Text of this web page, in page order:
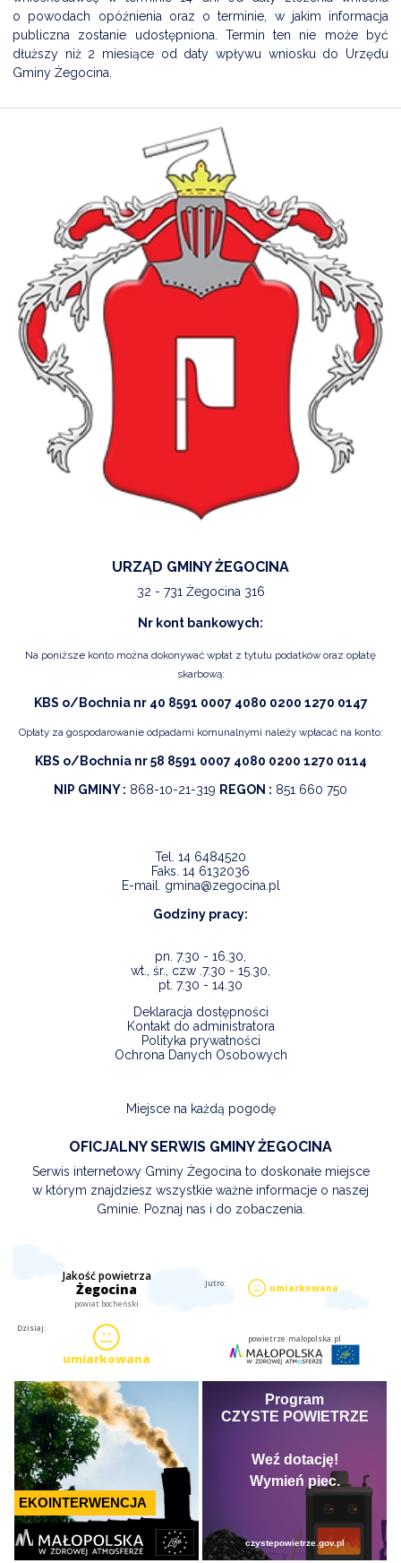
EWIDENCJA EMISYJNOŚCI BUDYNKÓW (CEEB)
o powodach opóźnienia oraz o terminie, w jakim informacja
publiczna zostanie udostępniona. Termin ten nie może być
dłuższy niż 2 miesiące od daty wpływu wniosku do Urzędu
Gminy Żegocina.
URZĄD GMINY ŻEGOCINA
32 - 731 Żegocina 316
Nr kont bankowych:
Na poniższe konto można dokonywać wpłat z tytułu podatków oraz opłatę
skarbową:
KBS o/Bochnia nr 40 8591 0007 4080 0200 1270 0147
Opłaty za gospodarowanie odpadami komunalnymi należy wpłacać na konto:
KBS o/Bochnia nr 58 8591 0007 4080 0200 1270 0114
NIP GMINY : 868-10-21-319 REGON : 851 660 750
Tel. 14 6484520
Faks. 14 6132036
E-mail. gmina@zegocina.pl
Godziny pracy:
pn. 7.30 - 16.30,
wt., śr., czw .7.30 - 15.30,
pt. 7.30 - 14.30
Deklaracja dostępności
Kontakt do administratora
Polityka prywatności
Ochrona Danych Osobowych
Miejsce na każdą pogodę
OFICJALNY SERWIS GMINY ŻEGOCINA
Serwis internetowy Gminy Żegocina to doskonałe miejsce
w którym znajdziesz wszystkie ważne informacje o naszej
Gminie. Poznaj nas i do zobaczenia.